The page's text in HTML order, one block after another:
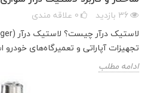
36 بازدید 0 علاقه مندی
تجهیزات آپاراتی و تعمیرگاه‌های خودرو
ادامه مطلب